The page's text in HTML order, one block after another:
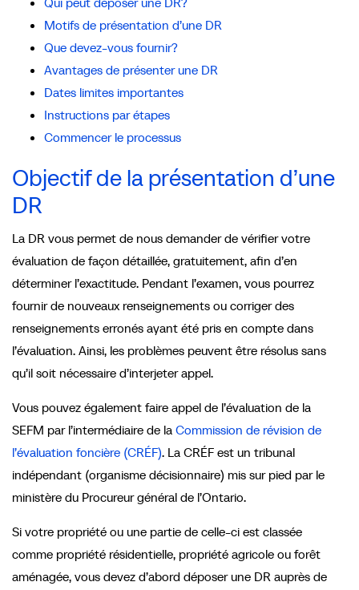
Motifs de présentation d’une DR
Que devez-vous fournir?
Avantages de présenter une DR
Dates limites importantes
Instructions par étapes
Commencer le processus
Objectif de la présentation d’une
DR
La DR vous permet de nous demander de vérifier votre
évaluation de façon détaillée, gratuitement, afin d’en
déterminer l’exactitude. Pendant l’examen, vous pourrez
fournir de nouveaux renseignements ou corriger des
renseignements erronés ayant été pris en compte dans
l’évaluation. Ainsi, les problèmes peuvent être résolus sans
qu’il soit nécessaire d’interjeter appel.
Vous pouvez également faire appel de l’évaluation de la
SEFM par l’intermédiaire de la Commission de révision de
l’évaluation foncière (CRÉF). La CRÉF est un tribunal
indépendant (organisme décisionnaire) mis sur pied par le
ministère du Procureur général de l’Ontario.
Si votre propriété ou une partie de celle-ci est classée
comme propriété résidentielle, propriété agricole ou forêt
aménagée, vous devez d’abord déposer une DR auprès de